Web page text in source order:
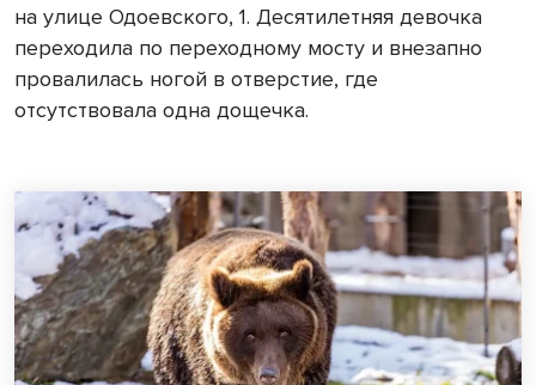
на улице Одоевского, 1. Десятилетняя девочка
переходила по переходному мосту и внезапно
провалилась ногой в отверстие, где
отсутствовала одна дощечка.